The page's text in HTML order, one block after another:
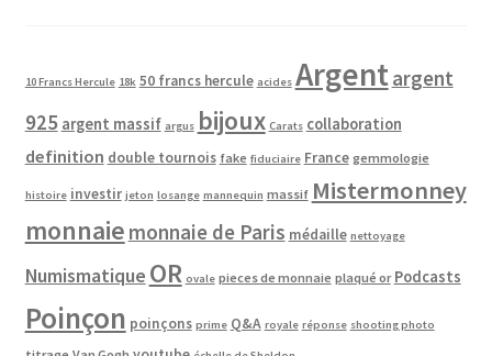
10 Francs Hercule 18k 50 francs hercule acides Argentargent
925 argent massif argus bijoux Carats collaboration
definition double tournois fake fiduciaire France gemmologie
histoire investir jeton losange mannequin massif Mistermonney
monnaie monnaie de Paris médaille nettoyage
Numismatique OR ovale pieces de monnaie plaqué or Podcasts
Poinçon poinçons prime Q&A royale réponse shooting photo